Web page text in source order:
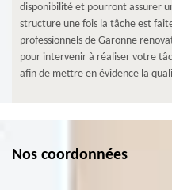
disponibilité et pourront assurer
structure une fois la tâche est
professionnels de Garonne
pour intervenir à réaliser votre
afin de mettre en évidence la
Nos coordonnées